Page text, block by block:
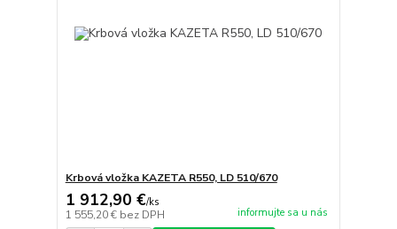
Krbová vložka KAZETA R550, LD 510/670
1 912,90 €/ks
1 555,20 € bez DPH informujte sa u nás